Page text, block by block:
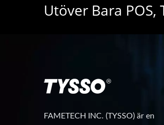
Utöver Bara POS,
FAMETECH INC. (TYSSO) är en